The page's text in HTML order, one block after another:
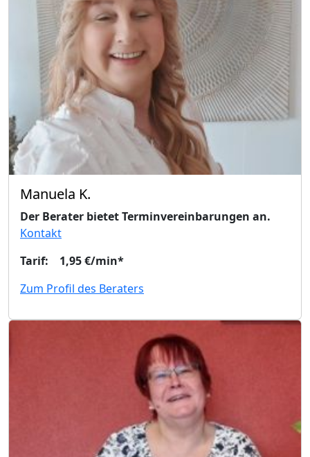
Manuela K.
Der Berater bietet Terminvereinbarungen an.
Kontakt
Tarif: 1,95 €/min*
Zum Profil des Beraters